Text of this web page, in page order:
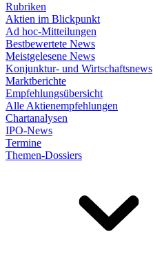
Rubriken
Aktien im Blickpunkt
Ad hoc-Mitteilungen
Bestbewertete News
Meistgelesene News
Konjunktur- und Wirtschaftsnews
Marktberichte
Empfehlungsübersicht
Alle Aktienempfehlungen
Chartanalysen
IPO-News
Termine
Themen-Dossiers